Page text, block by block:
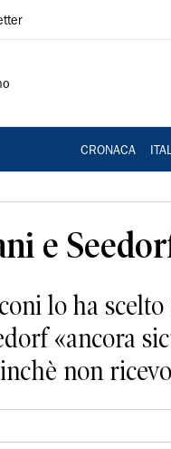
CRONACA
e
lo ha
«ancora
non